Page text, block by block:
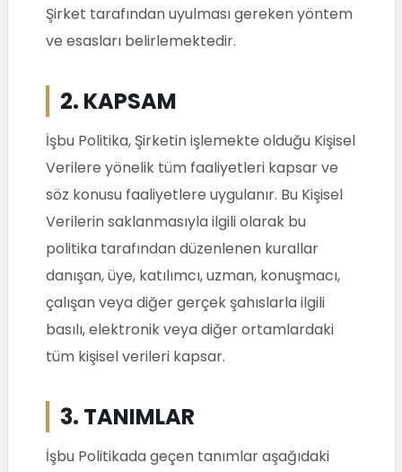
Şirket tarafından uyulması gereken yöntem
ve esasları belirlemektedir.
2. KAPSAM
İşbu Politika, Şirketin işlemekte olduğu Kişisel
Verilere yönelik tüm faaliyetleri kapsar ve
söz konusu faaliyetlere uygulanır. Bu Kişisel
Verilerin saklanmasıyla ilgili olarak bu
politika tarafından düzenlenen kurallar
danışan, üye, katılımcı, uzman, konuşmacı,
çalışan veya diğer gerçek şahıslarla ilgili
basılı, elektronik veya diğer ortamlardaki
tüm kişisel verileri kapsar.
3. TANIMLAR
İşbu Politikada geçen tanımlar aşağıdaki